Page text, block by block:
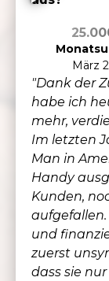
März
"Dank der
habe ich
mehr,
Im letzten
Man in
Handy
Kunden,
und
zuerst
dass sie